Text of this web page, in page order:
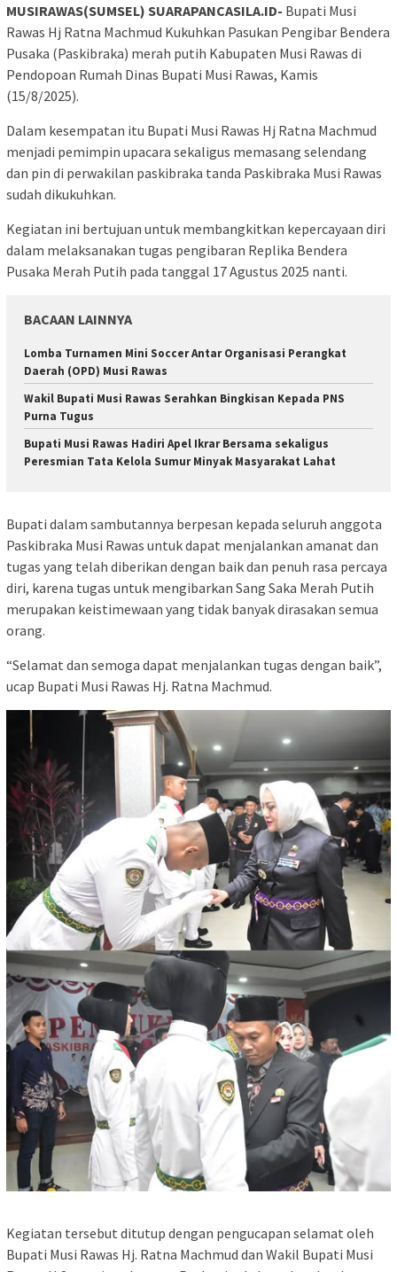
MUSIRAWAS(SUMSEL) SUARAPANCASILA.ID- Bupati Musi
Rawas Hj Ratna Machmud Kukuhkan Pasukan Pengibar Bendera
Pusaka (Paskibraka) merah putih Kabupaten Musi Rawas di
Pendopoan Rumah Dinas Bupati Musi Rawas, Kamis
(15/8/2025).
Dalam kesempatan itu Bupati Musi Rawas Hj Ratna Machmud
menjadi pemimpin upacara sekaligus memasang selendang
dan pin di perwakilan paskibraka tanda Paskibraka Musi Rawas
sudah dikukuhkan.
Kegiatan ini bertujuan untuk membangkitkan kepercayaan diri
dalam melaksanakan tugas pengibaran Replika Bendera
Pusaka Merah Putih pada tanggal 17 Agustus 2025 nanti.
BACAAN LAINNYA
Lomba Turnamen Mini Soccer Antar Organisasi Perangkat
Daerah (OPD) Musi Rawas
Wakil Bupati Musi Rawas Serahkan Bingkisan Kepada PNS
Purna Tugus
Bupati Musi Rawas Hadiri Apel Ikrar Bersama sekaligus
Peresmian Tata Kelola Sumur Minyak Masyarakat Lahat
Bupati dalam sambutannya berpesan kepada seluruh anggota
Paskibraka Musi Rawas untuk dapat menjalankan amanat dan
tugas yang telah diberikan dengan baik dan penuh rasa percaya
diri, karena tugas untuk mengibarkan Sang Saka Merah Putih
merupakan keistimewaan yang tidak banyak dirasakan semua
orang.
“Selamat dan semoga dapat menjalankan tugas dengan baik”,
ucap Bupati Musi Rawas Hj. Ratna Machmud.
Kegiatan tersebut ditutup dengan pengucapan selamat oleh
Bupati Musi Rawas Hj. Ratna Machmud dan Wakil Bupati Musi